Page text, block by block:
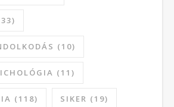
(10)
(11)
(118) SIKER (19)